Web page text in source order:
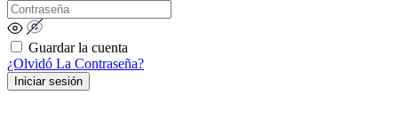
Guardar la cuenta
¿Olvidó La Contraseña?
Iniciar sesión